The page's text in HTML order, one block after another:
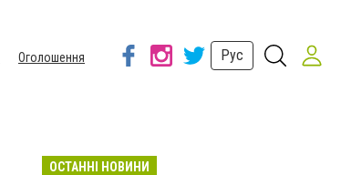
Оголошення
Рус
ОСТАННІ НОВИНИ